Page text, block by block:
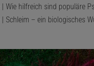
| Wie hilfreich sind populäre
| Schleim – ein biologisches